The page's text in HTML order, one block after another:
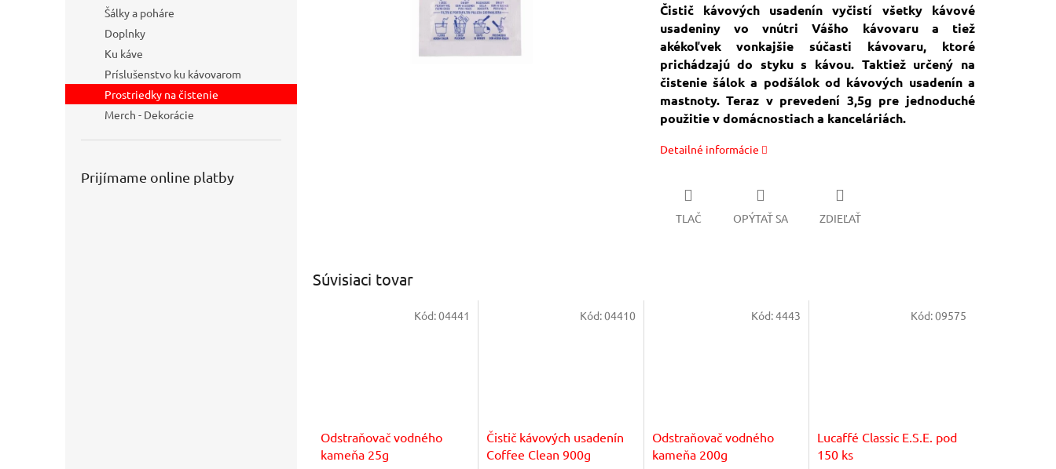
Šálky a poháre
Doplnky
Ku káve
Príslušenstvo ku kávovarom
Prostriedky na čistenie
Merch - Dekorácie
Prijímame online platby
Čistič kávových usadenín vyčistí všetky kávové
usadeniny vo vnútri Vášho kávovaru a tiež
akékoľvek vonkajšie súčasti kávovaru, ktoré
prichádzajú do styku s kávou. Taktiež určený na
čistenie šálok a podšálok od kávových usadenín a
mastnoty. Teraz v prevedení 3,5g pre jednoduché
použitie v domácnostiach a kanceláriách.
Detailné informácie
TLAČ OPÝTAŤ SA ZDIEĽAŤ
Súvisiaci tovar
Odstraňovač vodného
kameňa 25g
Kód:04441
Čistič kávových usadenín
Coffee Clean 900g
Kód:04410
Odstraňovač vodného
kameňa 200g
Kód:4443
Lucaffé Classic E.S.E. pod
150 ks
Kód:09575